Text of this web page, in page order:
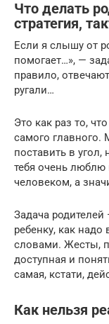
Что делать
стратегия,
Если я слышу от
помогает…», —
правило,
ругали…
Это как раз то,
самого главного.
поставить в
тебя очень люблю
человеком, а
Задача
ребенку, как надо
словами. Жесты,
доступная и
самая, кстати,
Как нельзя